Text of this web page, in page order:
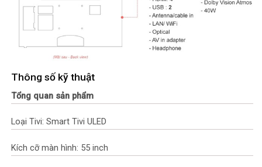
Thông số kỹ thuật
Tổng quan sản phẩm
Loại Tivi: Smart Tivi ULED
Kích cỡ màn hình: 55 inch